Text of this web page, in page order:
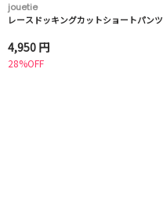
jouetie
レースドッキングカットショートパンツ
4,950 円
28%OFF